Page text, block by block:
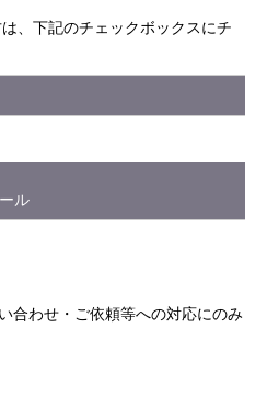
、下記のチェックボックスにチ
ル
合わせ・ご依頼等への対応にのみ